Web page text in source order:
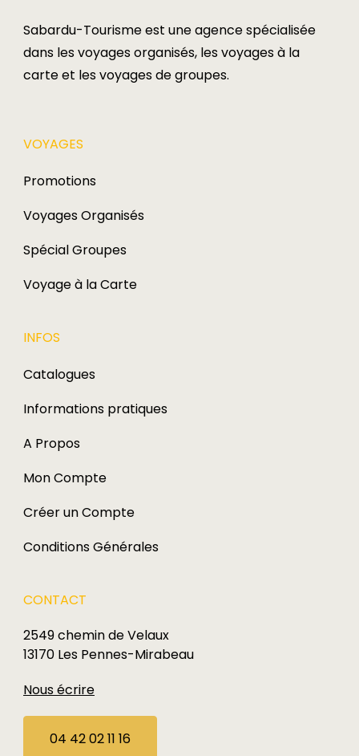
Sabardu-Tourisme est une agence spécialisée
dans les voyages organisés, les voyages à la
carte et les voyages de groupes.​
VOYAGES​
Promotions
Voyages Organisés
Spécial Groupes
Voyage à la Carte
INFOS
Catalogues
Informations pratiques
A Propos
Mon Compte
Créer un Compte
Conditions Générales
CONTACT
2549 chemin de Velaux
13170 Les Pennes-Mirabeau
Nous écrire
04 42 02 11 16